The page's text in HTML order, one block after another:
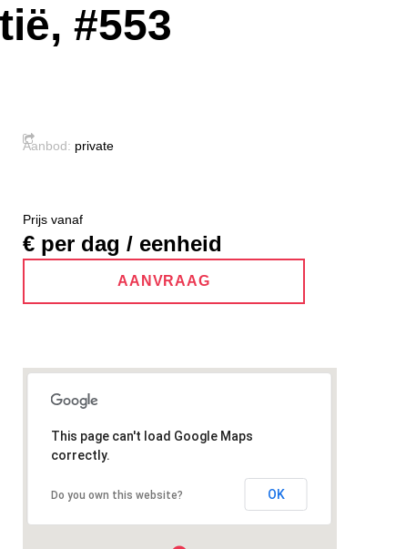
#553
Aanbod: private
This page can't load Google Maps
correctly.
Do you own this website? OK
Prijs vanaf
€ per dag / eenheid
AANVRAAG